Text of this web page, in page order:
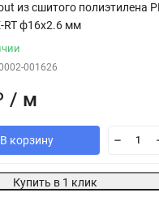
из сшитого полиэтилена
RT ф16х2.6 мм
001626
/ м
В корзину
Купить в 1 клик